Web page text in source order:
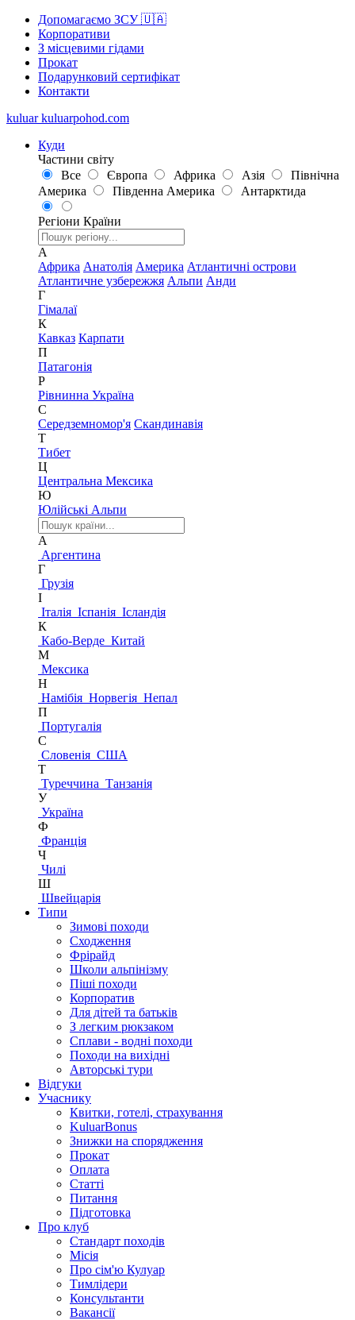
Допомагаємо ЗСУ 🇺🇦
Корпоративи
З місцевими гідами
Прокат
Подарунковий сертифікат
Контакти
kuluar kuluarpohod.com
Куди
Частини світу
Все
Європа Африка Азія
Північна
Америка
Південна Америка Антарктида
Регіони Країни
А
Африка Анатолія Америка Атлантичні острови
Атлантичне узбережжя Альпи Анди
Г
Гімалаї
К
Кавказ Карпати
П
Патагонія
Р
Рівнинна Україна
С
Середземномор'я Скандинавія
Т
Тибет
Ц
Центральна Мексика
Ю
Юлійські Альпи
А
Аргентина
Г
Грузія
І
Італія Іспанія Ісландія
К
Кабо-Верде Китай
М
Мексика
Н
Намібія Норвегія Непал
П
Португалія
С
Словенія США
Т
Туреччина Танзанія
У
Україна
Ф
Франція
Ч
Чилі
Ш
Швейцарія
Типи
Зимові походи
Сходження
Фрірайд
Школи альпінізму
Піші походи
Корпоратив
Для дітей та батьків
З легким рюкзаком
Сплави - водні походи
Походи на вихідні
Авторські тури
Відгуки
Учаснику
Квитки, готелі, страхування
KuluarBonus
Знижки на спорядження
Прокат
Оплата
Статті
Питання
Підготовка
Про клуб
Стандарт походів
Місія
Про сім'ю Кулуар
Тимлідери
Консультанти
Вакансії